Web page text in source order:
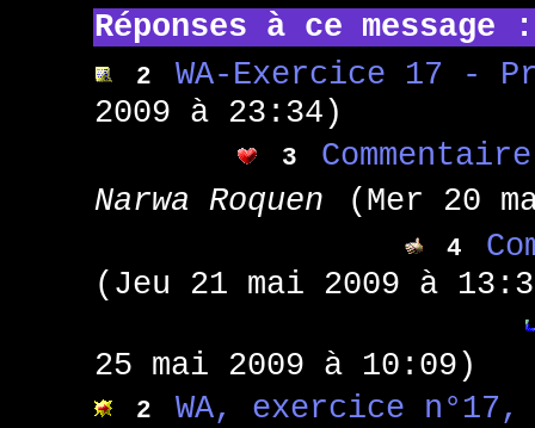
Réponses à ce message :
2
WA-Exercice 17 -
2009 à 23:34)
3
Narwa Roquen
(Mer 20
4
(Jeu 21 mai 2009 à
25 mai 2009 à 10:09)
2
WA, exercice